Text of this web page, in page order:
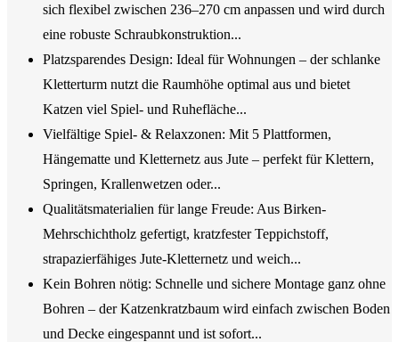
sich flexibel zwischen 236–270 cm anpassen und wird durch
eine robuste Schraubkonstruktion...
Platzsparendes Design: Ideal für Wohnungen – der schlanke
Kletterturm nutzt die Raumhöhe optimal aus und bietet
Katzen viel Spiel- und Ruhefläche...
Vielfältige Spiel- & Relaxzonen: Mit 5 Plattformen,
Hängematte und Kletternetz aus Jute – perfekt für Klettern,
Springen, Krallenwetzen oder...
Qualitätsmaterialien für lange Freude: Aus Birken-
Mehrschichtholz gefertigt, kratzfester Teppichstoff,
strapazierfähiges Jute-Kletternetz und weich...
Kein Bohren nötig: Schnelle und sichere Montage ganz ohne
Bohren – der Katzenkratzbaum wird einfach zwischen Boden
und Decke eingespannt und ist sofort...